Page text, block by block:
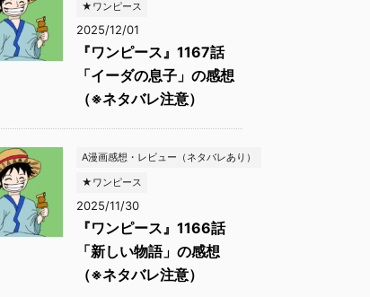
★ワンピース
2025/12/01
『ワンピース』1167話
「イーダの息子」の感想
（※ネタバレ注意）
A漫画感想・レビュー（ネタバレあり）
★ワンピース
2025/11/30
『ワンピース』1166話
「新しい物語」の感想
（※ネタバレ注意）